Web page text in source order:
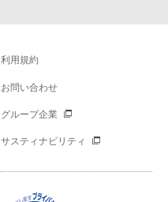
利用規約
お問い合わせ
グループ企業
サスティナビリティ